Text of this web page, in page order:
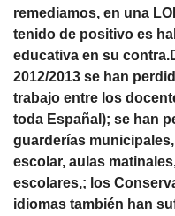
remediamos, en una
tenido de positivo es
educativa en su
2012/2013 se han
trabajo entre los
toda EspañaI); se han
guarderías
escolar, aulas
escolares,; los
idiomas también han